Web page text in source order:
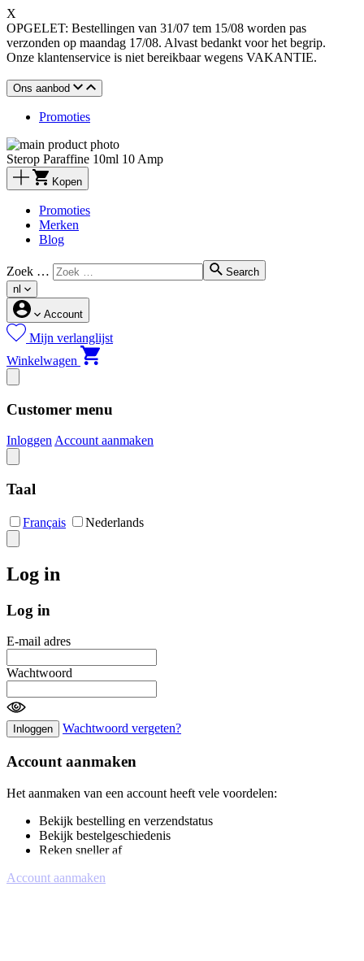
X
OPGELET: Bestellingen van 31/07 tem 15/08 worden pas
verzonden op maandag 17/08. Alvast bedankt voor het begrip.
Onze klantenservice is niet bereikbaar wegens VAKANTIE.
Ons aanbod
Promoties
Sterop Paraffine 10ml 10 Amp
Kopen
Promoties
Merken
Blog
Zoek …
Search
nl
Account
Mijn verlanglijst
Winkelwagen
Customer menu
InloggenAccount aanmaken
Taal
Français Nederlands
Log in
Log in
E-mail adres
Wachtwoord
Inloggen Wachtwoord vergeten?
Account aanmaken
Het aanmaken van een account heeft vele voordelen:
Bekijk bestelling en verzendstatus
Bekijk bestelgeschiedenis
Reken sneller af
Account aanmaken